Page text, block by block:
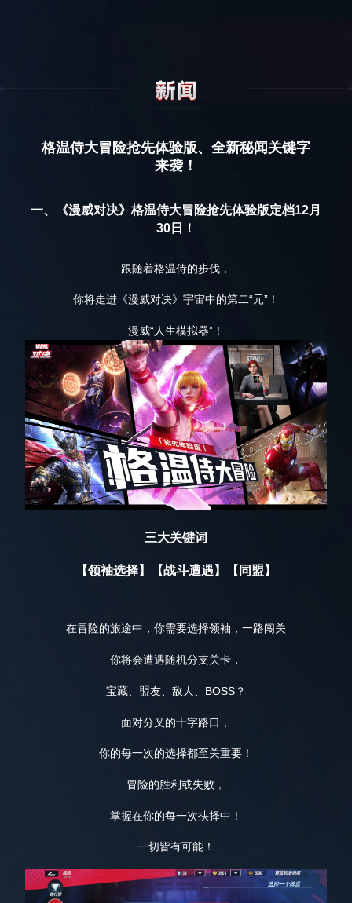
格温侍大冒险抢先体验版、全新秘闻关键字
来袭！
一、《漫威对决》格温侍大冒险抢先体验版定档12月
30日！
跟随着格温侍的步伐，
你将走进《漫威对决》宇宙中的第二“元”！
漫威“人生模拟器”！
三大关键词
【领袖选择】【战斗遭遇】【同盟】
在冒险的旅途中，你需要选择领袖，一路闯关
你将会遭遇随机分支关卡，
宝藏、盟友、敌人、BOSS？
面对分叉的十字路口，
你的每一次的选择都至关重要！
冒险的胜利或失败，
掌握在你的每一次抉择中！
一切皆有可能！